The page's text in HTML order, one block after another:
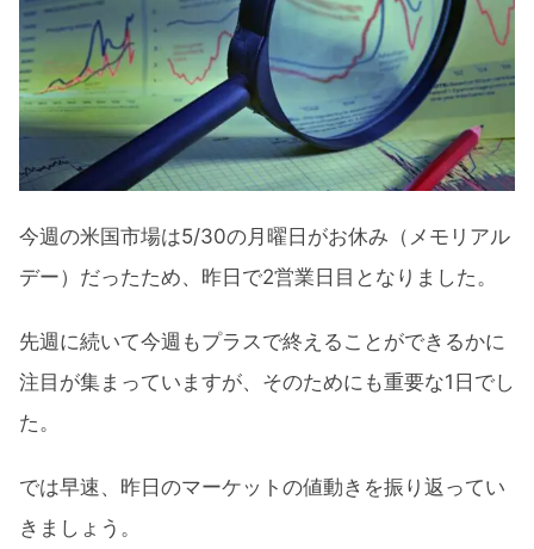
S&P500ヒートマップ
セクター別パフォーマンス
ISM製造業景気指数（5月）は利上げの追い
風に
急速な利上げは景気の腰折れ要因に
め
今週の米国市場は5/30の月曜日がお休み（メモリアル
デー）だったため、昨日で2営業日目となりました。
先週に続いて今週もプラスで終えることができるかに
注目が集まっていますが、そのためにも重要な1日でし
た。
では早速、昨日のマーケットの値動きを振り返ってい
きましょう。